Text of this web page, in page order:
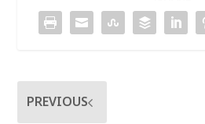
PREVIOUS